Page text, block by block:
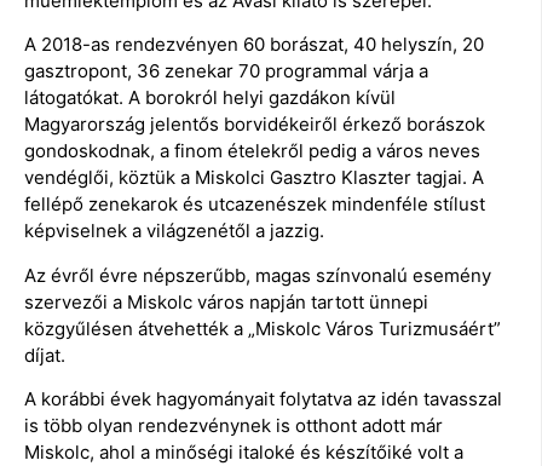
A 2018-as rendezvényen 60 borászat, 40 helyszín, 20
gasztropont, 36 zenekar 70 programmal várja a
látogatókat. A borokról helyi gazdákon kívül
Magyarország jelentős borvidékeiről érkező borászok
gondoskodnak, a finom ételekről pedig a város neves
vendéglői, köztük a Miskolci Gasztro Klaszter tagjai. A
fellépő zenekarok és utcazenészek mindenféle stílust
képviselnek a világzenétől a jazzig.
Az évről évre népszerűbb, magas színvonalú esemény
szervezői a Miskolc város napján tartott ünnepi
közgyűlésen átvehették a „Miskolc Város Turizmusáért”
díjat.
A korábbi évek hagyományait folytatva az idén tavasszal
is több olyan rendezvénynek is otthont adott már
Miskolc, ahol a minőségi italoké és készítőiké volt a